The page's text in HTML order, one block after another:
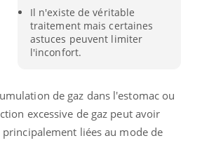
Il n'existe de véritable
traitement mais certaines
astuces peuvent limiter
l'inconfort.
de gaz dans l'estomac ou
excessive de gaz peut avoir
principalement liées au mode de